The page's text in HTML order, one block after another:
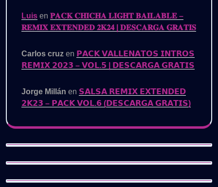
Luis en 𝐏𝐀𝐂𝐊 𝐂𝐇𝐈𝐂𝐇𝐀 𝐋𝐈𝐆𝐇𝐓 𝐁𝐀𝐈𝐋𝐀𝐁𝐋𝐄 –
𝐑𝐄𝐌𝐈𝐗 𝐄𝐗𝐓𝐄𝐍𝐃𝐄𝐃 𝟐𝐊𝟐𝟒 | 𝐃𝐄𝐒𝐂𝐀𝐑𝐆𝐀 𝐆𝐑𝐀𝐓𝐈𝐒
Carlos cruz en 𝗣𝗔𝗖𝗞 𝗩𝗔𝗟𝗟𝗘𝗡𝗔𝗧𝗢𝗦 𝗜𝗡𝗧𝗥𝗢𝗦
𝗥𝗘𝗠𝗜𝗫 𝟮𝟬𝟮𝟯 – 𝗩𝗢𝗟.𝟱 | 𝗗𝗘𝗦𝗖𝗔𝗥𝗚𝗔 𝗚𝗥𝗔𝗧𝗜𝗦
Jorge Millán en 𝗦𝗔𝗟𝗦𝗔 𝗥𝗘𝗠𝗜𝗫 𝗘𝗫𝗧𝗘𝗡𝗗𝗘𝗗
𝟮𝗞𝟮𝟯 – 𝗣𝗔𝗖𝗞 𝗩𝗢𝗟.𝟲 (𝗗𝗘𝗦𝗖𝗔𝗥𝗚𝗔 𝗚𝗥𝗔𝗧𝗜𝗦)